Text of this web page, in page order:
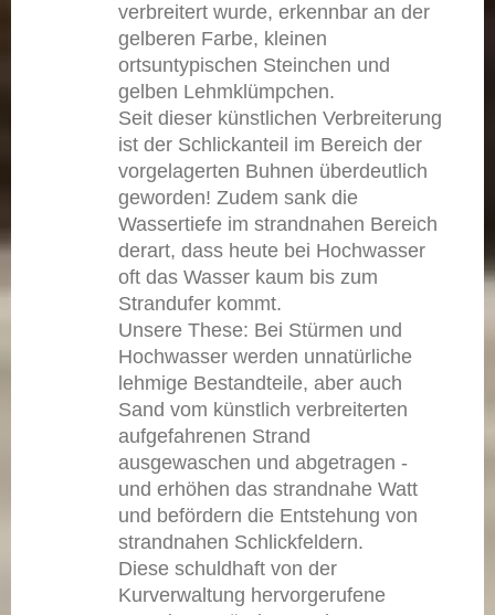
verbreitert wurde, erkennbar an der
gelberen Farbe, kleinen
ortsuntypischen Steinchen und
gelben Lehmklümpchen.
Seit dieser künstlichen Verbreiterung
ist der Schlickanteil im Bereich der
vorgelagerten Buhnen überdeutlich
geworden! Zudem sank die
Wassertiefe im strandnahen Bereich
derart, dass heute bei Hochwasser
oft das Wasser kaum bis zum
Strandufer kommt.
Unsere These: Bei Stürmen und
Hochwasser werden unnatürliche
lehmige Bestandteile, aber auch
Sand vom künstlich verbreiterten
aufgefahrenen Strand
ausgewaschen und abgetragen -
und erhöhen das strandnahe Watt
und befördern die Entstehung von
strandnahen Schlickfeldern.
Diese schuldhaft von der
Kurverwaltung hervorgerufene